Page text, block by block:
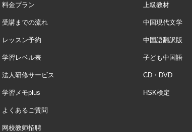
料金プラン
受講までの流れ
レッスン予約
学習レベル表
法人研修サービス
学習メモplus
よくあるご質問
网校教师招聘
上級教材
中国現代文学
中国語翻訳版
子ども中国語
CD・DVD
HSK検定